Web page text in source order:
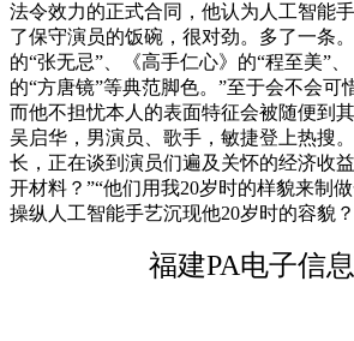
法令效力的正式合同，他认为人工智能
了保守演员的饭碗，很对劲。多了一条
的“张无忌”、《高手仁心》的“程至美”、
的“方唐镜”等典范脚色。”至于会不会可
而他不担忧本人的表面特征会被随便到
吴启华，男演员、歌手，敏捷登上热搜
长，正在谈到演员们遍及关怀的经济收
开材料？”“他们用我20岁时的样貌来制
操纵人工智能手艺沉现他20岁时的容貌？
福建PA电子信